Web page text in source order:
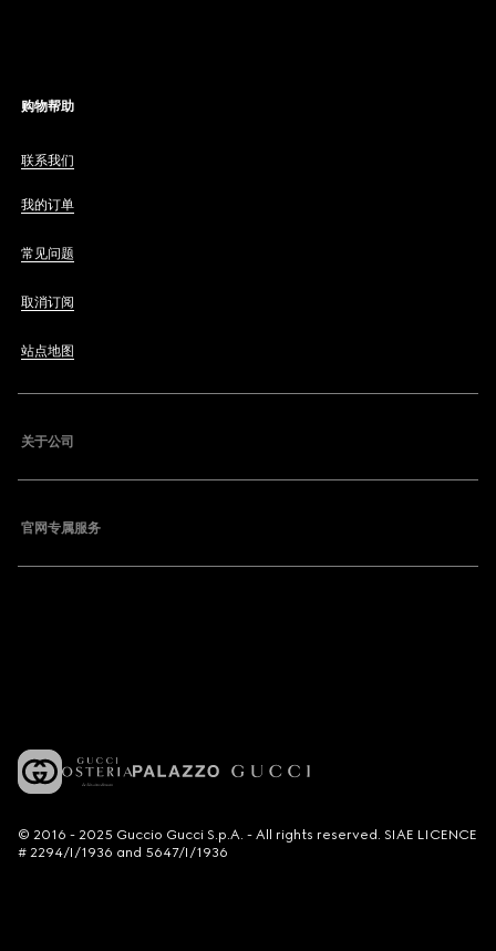
购物帮助
联系我们
我的订单
常见问题
取消订阅
站点地图
关于公司
官网专属服务
© 2016 - 2025 Guccio Gucci S.p.A. - All rights reserved. SIAE LICENCE
# 2294/I/1936 and 5647/I/1936